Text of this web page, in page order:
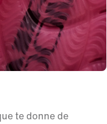
te donne de